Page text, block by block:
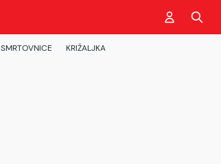
SMRTOVNICE KRIŽALJKA